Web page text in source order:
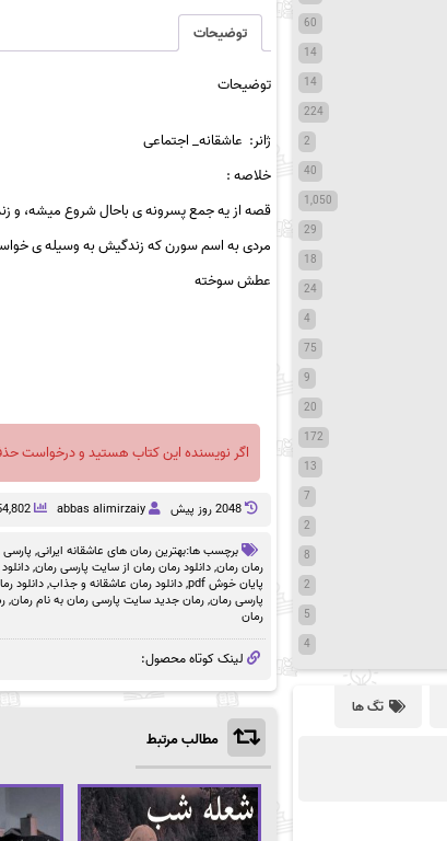
توضیحات
توضیحات
ژانر: عاشقانه_اجتماعی
خلاصه :
قصه از یه جمع پسرونه ی باحال شروع میشه،
مردی به اسم سورن که زندگیش به وسیله ی
عطش سوخته
اگر نویسنده این کتاب هستید و درخواست
2048 روز پيش abbas alimirzaiy
views
برچسب ها:بهترین رمان های عاشقانه ایرانی,
رمان رمان,دانلود رمان رمان از سایت پارسی رمان,
پایان خوش pdf
,دانلود رمان عاشقانه و جذاب,دانلود
پارسی رمان,رمان جدید سایت پارسی رمان به نام رمان,
رمان
لینک کوتاه محصول:
مطالب مرتبط
60
14
14
224
2
40
1,050
29
18
24
4
75
9
20
172
13
7
2
8
2
5
4
تگ ها